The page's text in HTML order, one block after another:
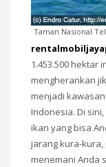
Taman Nasional
1.453.500 hektar
mengherankan
menjadi
Indonesia. Di
ikan yang bisa
jarang kura-
menemani Anda